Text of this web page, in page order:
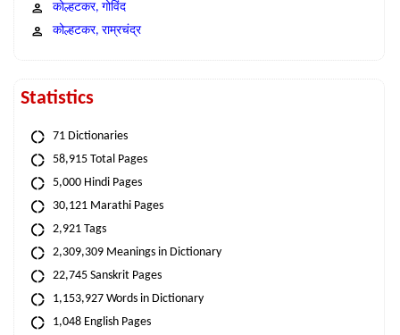
कोल्हटकर, गोविंद
कोल्हटकर, राम्रचंद्र
Statistics
71 Dictionaries
58,915 Total Pages
5,000 Hindi Pages
30,121 Marathi Pages
2,921 Tags
2,309,309 Meanings in Dictionary
22,745 Sanskrit Pages
1,153,927 Words in Dictionary
1,048 English Pages